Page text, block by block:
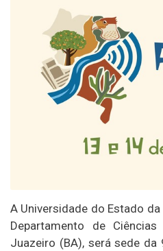
A Universidade do Estado
Departamento de
Juazeiro (BA), será sede